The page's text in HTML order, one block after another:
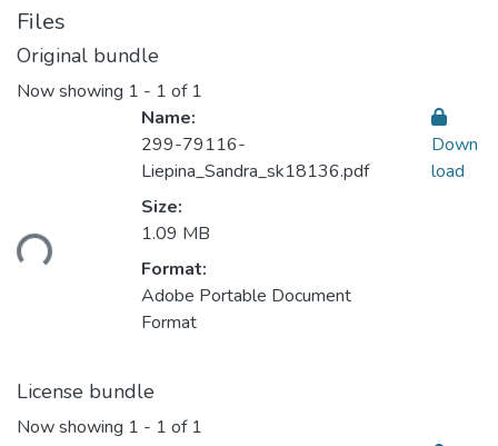
Files
Original bundle
Now showing 1 - 1 of 1
Loading...
Name:
299-79116-
Liepina_Sandra_sk18136.pdf
Size:
1.09 MB
Format:
Adobe Portable Document
Format
Down
load
License bundle
Now showing 1 - 1 of 1